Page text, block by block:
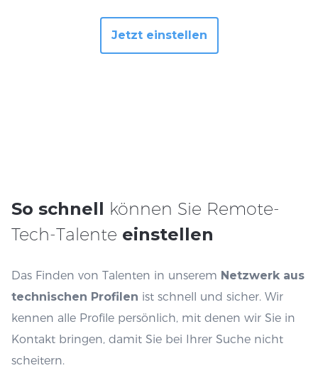
Jetzt einstellen
So schnell können Sie Remote-
Tech-Talente einstellen
Das Finden von Talenten in unserem Netzwerk aus
technischen Profilen ist schnell und sicher. Wir
kennen alle Profile persönlich, mit denen wir Sie in
Kontakt bringen, damit Sie bei Ihrer Suche nicht
scheitern.